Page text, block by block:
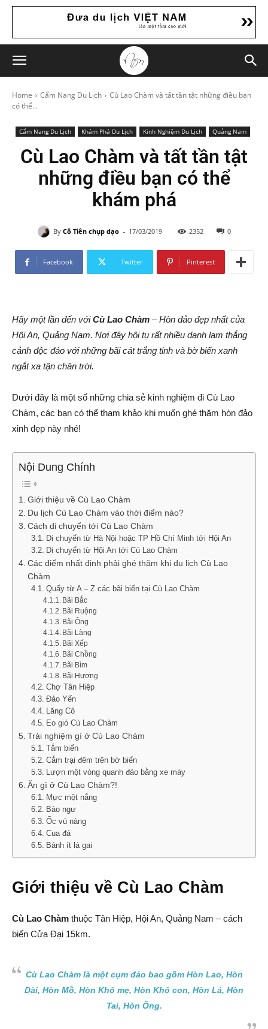
Home Cẩm Nang Du Lịch
Cù Lao Chàm và tất tần tật những điều bạn
có thể...
Cẩm Nang Du Lịch Khám Phá Du Lịch Kinh Nghiệm Du Lịch Quảng Nam
Cù Lao Chàm và tất tần tật
những điều bạn có thể
khám phá
By Cô Tiên chụp dạo - 17/03/2019 2352 0
Facebook Twitter Pinterest
Hãy một lần đến vớiCù Lao Chàm – Hòn đảo đẹp nhất của
Hội An, Quảng Nam. Nơi đây hội tụ rất nhiều danh lam thắng
cảnh độc đáo với những bãi cát trắng tinh và bờ biển xanh
ngắt xa tận chân trời.
Dưới đây là một số những chia sẻ kinh nghiệm đi Cù Lao
Chàm, các bạn có thể tham khảo khi muốn ghé thăm hòn đảo
xinh đẹp này nhé!
Nội Dung Chính
Giới thiệu về Cù Lao Chàm
Du lịch Cù Lao Chàm vào thời điểm nào?
Cách di chuyển tới Cù Lao Chàm
Di chuyển từ Hà Nội hoặc TP Hồ Chí Minh tới Hội An
Di chuyển từ Hội An tới Cù Lao Chàm
Các điểm nhất định phải ghé thăm khi du lịch Cù Lao
Chàm
Quẩy từ A – Z các bãi biển tại Cù Lao Chàm
Bãi Bắc
Bãi Ruộng
Bãi Ông
Bãi Làng
Bãi Xếp
Bãi Chồng
Bãi Bìm
Bãi Hương
Chợ Tân Hiệp
Đảo Yến
Lăng Cô
Eo gió Cù Lao Chàm
Trải nghiệm gì ở Cù Lao Chàm
Tắm biển
Cắm trại đêm trên bờ biển
Lượn một vòng quanh đảo bằng xe máy
Ăn gì ở Cù Lao Chàm?!
Mực một nắng
Bào ngư
Ốc vú nàng
Cua đá
Bánh ít lá gai
Giới thiệu về Cù Lao Chàm
Cù Lao Chàm thuộc Tân Hiệp, Hội An, Quảng Nam – cách
biển Cửa Đại 15km.
Cù Lao Chàm là một cụm đảo bao gồm Hòn Lao, Hòn
Dài, Hòn Mồ, Hòn Khô mẹ, Hòn Khô con, Hòn Lá, Hòn
Tai, Hòn Ông.